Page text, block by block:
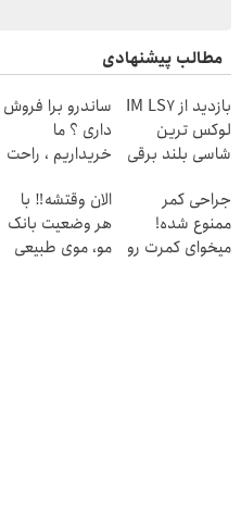
مطالب پیشنهادی
بازدید از IM LS7
لوکس ترین
شاسی بلند برقی
انقلاب
ساندرو برا فروش
داری ؟ ما
خریداریم ، راحت
جراحی کمر
ممنوع شده!
میخوای کمرت رو
الان وقتشه‼️ با
هر وضعیت بانک
مو، موی طبیعی